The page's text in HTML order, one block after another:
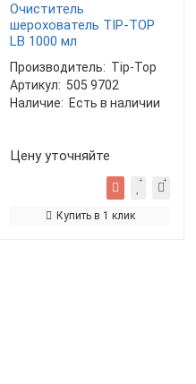
Очиститель
шерохователь TIP-TOP
LB 1000 мл
Производитель: Tip-Top
Артикул: 505 9702
Наличие: Есть в наличии
Цену уточняйте
Купить в 1 клик